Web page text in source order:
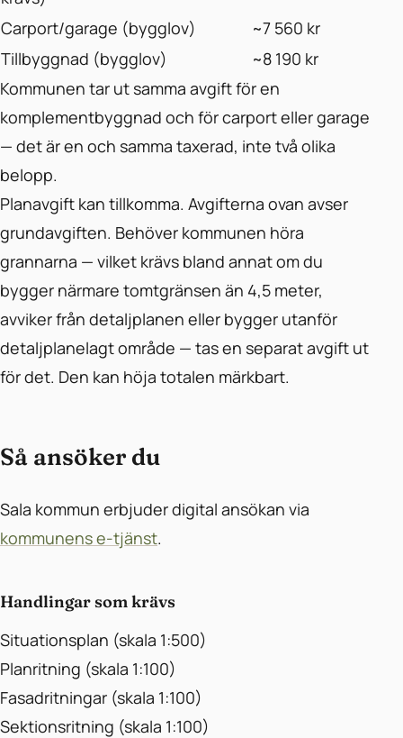
Carport/garage (bygglov)
~7 560 kr
Tillbyggnad (bygglov)
~8 190 kr
Kommunen tar ut samma avgift för en
komplementbyggnad och för carport eller garage
— det är en och samma taxerad, inte två olika
belopp.
Planavgift kan tillkomma. Avgifterna ovan avser
grundavgiften. Behöver kommunen höra
grannarna — vilket krävs bland annat om du
bygger närmare tomtgränsen än 4,5 meter,
avviker från detaljplanen eller bygger utanför
detaljplanelagt område — tas en separat avgift ut
för det. Den kan höja totalen märkbart.
Så ansöker du
Sala kommun erbjuder digital ansökan via
kommunens e-tjänst.
Handlingar som krävs
Situationsplan (skala 1:500)
Planritning (skala 1:100)
Fasadritningar (skala 1:100)
Sektionsritning (skala 1:100)